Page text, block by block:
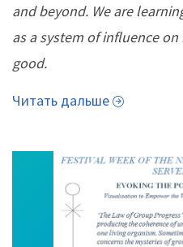
and beyond. We are
as a system of influence
good.
Читать дальше